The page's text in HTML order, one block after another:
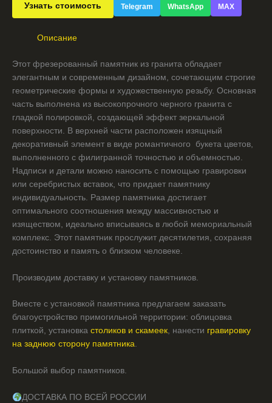
Узнать стоимость Telegram WhatsApp MAX
Описание
Этот фрезерованный памятник из гранита обладает
элегантным и современным дизайном, сочетающим строгие
геометрические формы и художественную резьбу. Основная
часть выполнена из высокопрочного черного гранита с
гладкой полировкой, создающей эффект зеркальной
поверхности. В верхней части расположен изящный
декоративный элемент в виде романтичного букета цветов,
выполненного с филигранной точностью и объемностью.
Надписи и детали можно наносить с помощью гравировки
или серебристых вставок, что придает памятнику
индивидуальность. Размер памятника достигает
оптимального соотношения между массивностью и
изяществом, идеально вписываясь в любой мемориальный
комплекс. Этот памятник прослужит десятилетия, сохраняя
достоинство и память о близком человеке.
Производим доставку и установку памятников.
Вместе с установкой памятника предлагаем заказать
благоустройство примогильной территории: облицовка
плиткой, установка столиков и скамеек, нанести гравировку
на заднюю сторону памятника.
Большой выбор памятников.
ДОСТАВКА ПО ВСЕЙ РОССИИ